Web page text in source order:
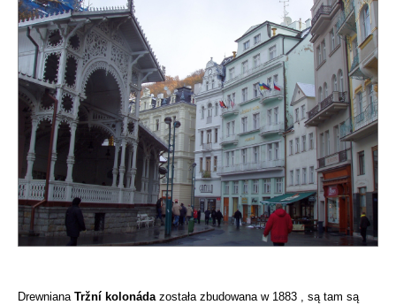
Drewniana Tržní kolonáda została zbudowana w 1883 , są tam są